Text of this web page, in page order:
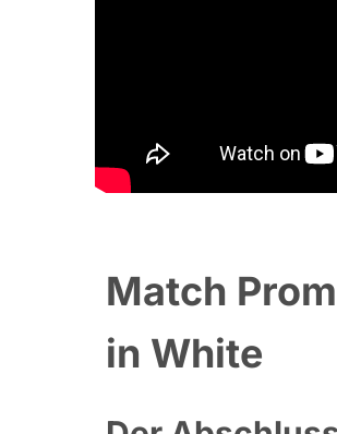
Match
in White